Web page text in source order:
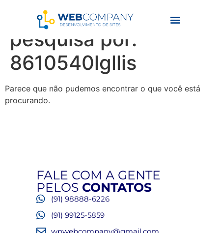
Resultados da
pesquisa por:
8610540lgllis
Parece que não pudemos encontrar o que você está
procurando.
FALE COM A GENTE
PELOS CONTATOS
(91) 98888-6226
(91) 99125-5859